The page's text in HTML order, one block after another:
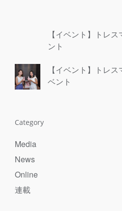
【イベント】トレ
ント
【イベント】トレ
ベント
Category
Media
News
Online
連載